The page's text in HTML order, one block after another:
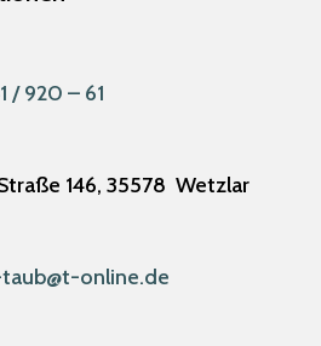
/ 920 – 61
146, 35578 Wetzlar
online.de